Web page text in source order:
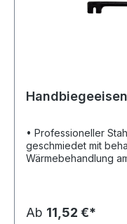
Handbiegeeisen
• Professioneller
geschmiedet mit
Wärmebehandlung am Kopf • Maximale
Ab 11,52 €*